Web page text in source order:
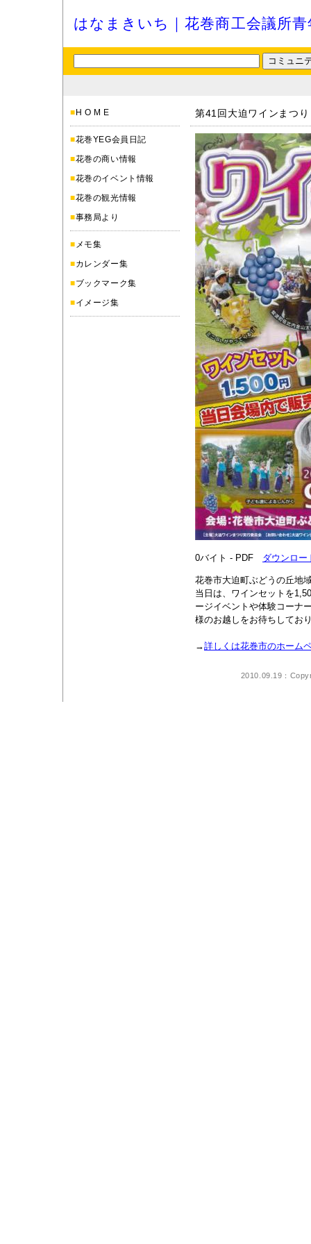
はなまきいち｜花巻商工会議所
■ H O M E
■花巻YEG会員日記
■花巻の商い情報
■花巻のイベント情報
■花巻の観光情報
■事務局より
■ メモ集
■カレンダー集
■ブックマーク集
■イメージ集
第41回大迫ワインまつり
0バイト - PDF ダウンロー
花巻市大迫町ぶどうの丘地
当日は、ワインセットを
ージイベントや体験コーナ
様のお越しをお待ちしてお
→詳しくは花巻市のホーム
2010.09.19：